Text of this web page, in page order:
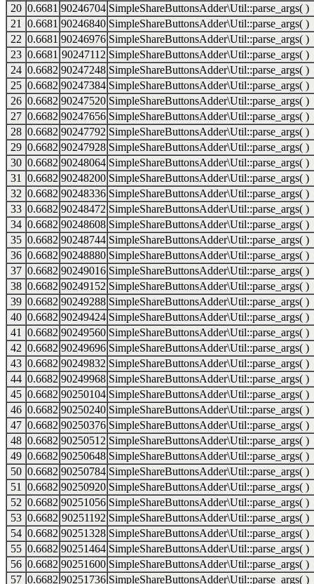
20 0.6681 90246704 SimpleShareButtonsAdder\Util::parse_args( )
21
0.6681 90246840 SimpleShareButtonsAdder\Util::parse_args( )
22 0.6681 90246976 SimpleShareButtonsAdder\Util::parse_args( )
23 0.6681 90247112 SimpleShareButtonsAdder\Util::parse_args( )
24 0.6682 90247248 SimpleShareButtonsAdder\Util::parse_args( )
25 0.6682 90247384 SimpleShareButtonsAdder\Util::parse_args( )
26 0.6682 90247520 SimpleShareButtonsAdder\Util::parse_args( )
27 0.6682 90247656 SimpleShareButtonsAdder\Util::parse_args( )
28 0.6682 90247792 SimpleShareButtonsAdder\Util::parse_args( )
29 0.6682 90247928 SimpleShareButtonsAdder\Util::parse_args( )
30 0.6682 90248064 SimpleShareButtonsAdder\Util::parse_args( )
31
0.6682 90248200 SimpleShareButtonsAdder\Util::parse_args( )
32 0.6682 90248336 SimpleShareButtonsAdder\Util::parse_args( )
33 0.6682 90248472 SimpleShareButtonsAdder\Util::parse_args( )
34 0.6682 90248608 SimpleShareButtonsAdder\Util::parse_args( )
35 0.6682 90248744 SimpleShareButtonsAdder\Util::parse_args( )
36 0.6682 90248880 SimpleShareButtonsAdder\Util::parse_args( )
37 0.6682 90249016 SimpleShareButtonsAdder\Util::parse_args( )
38 0.6682 90249152 SimpleShareButtonsAdder\Util::parse_args( )
39 0.6682 90249288 SimpleShareButtonsAdder\Util::parse_args( )
40 0.6682 90249424 SimpleShareButtonsAdder\Util::parse_args( )
41
0.6682 90249560 SimpleShareButtonsAdder\Util::parse_args( )
42 0.6682 90249696 SimpleShareButtonsAdder\Util::parse_args( )
43 0.6682 90249832 SimpleShareButtonsAdder\Util::parse_args( )
44 0.6682 90249968 SimpleShareButtonsAdder\Util::parse_args( )
45 0.6682 90250104 SimpleShareButtonsAdder\Util::parse_args( )
46 0.6682 90250240 SimpleShareButtonsAdder\Util::parse_args( )
47 0.6682 90250376 SimpleShareButtonsAdder\Util::parse_args( )
48 0.6682 90250512 SimpleShareButtonsAdder\Util::parse_args( )
49 0.6682 90250648 SimpleShareButtonsAdder\Util::parse_args( )
50 0.6682 90250784 SimpleShareButtonsAdder\Util::parse_args( )
51
0.6682 90250920 SimpleShareButtonsAdder\Util::parse_args( )
52 0.6682 90251056 SimpleShareButtonsAdder\Util::parse_args( )
53 0.6682 90251192 SimpleShareButtonsAdder\Util::parse_args( )
54 0.6682 90251328 SimpleShareButtonsAdder\Util::parse_args( )
55 0.6682 90251464 SimpleShareButtonsAdder\Util::parse_args( )
56 0.6682 90251600 SimpleShareButtonsAdder\Util::parse_args( )
57 0.6682 90251736 SimpleShareButtonsAdder\Util::parse_args( )